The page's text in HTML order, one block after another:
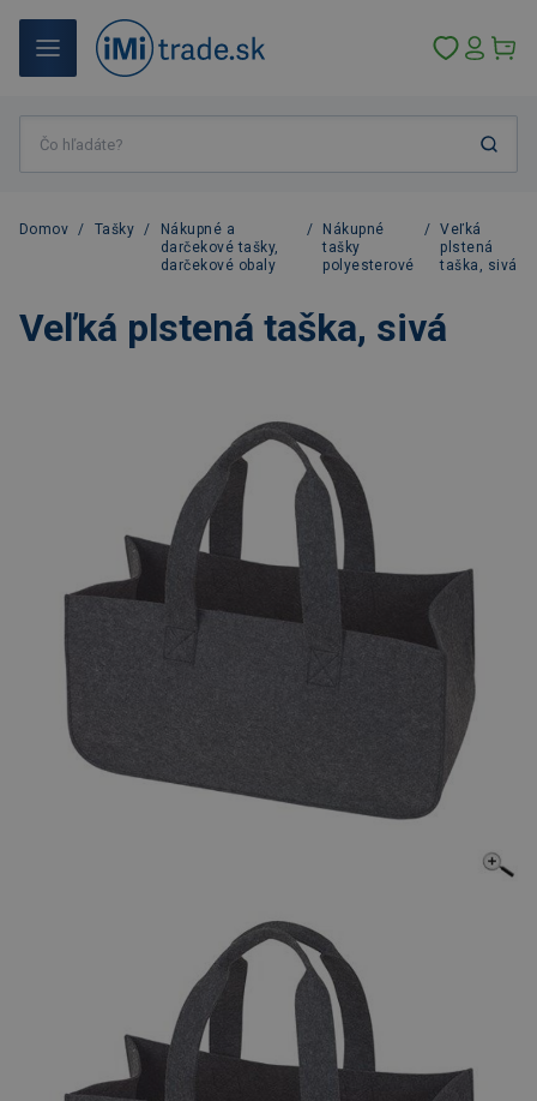
Domov / Tašky /
Nákupné a
darčekové tašky,
darčekové obaly
/
Nákupné
tašky
polyesterové
/ Veľká
plstená
taška, sivá
Veľká plstená taška, sivá